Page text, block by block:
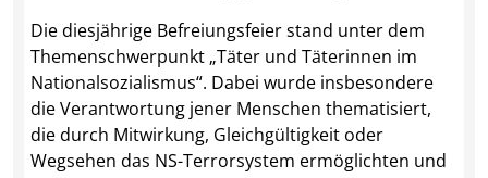
Die diesjährige Befreiungsfeier stand unter dem
Themenschwerpunkt „Täter und Täterinnen im
Nationalsozialismus“. Dabei wurde insbesondere
die Verantwortung jener Menschen thematisiert,
die durch Mitwirkung, Gleichgültigkeit oder
Wegsehen das NS-Terrorsystem ermöglichten und